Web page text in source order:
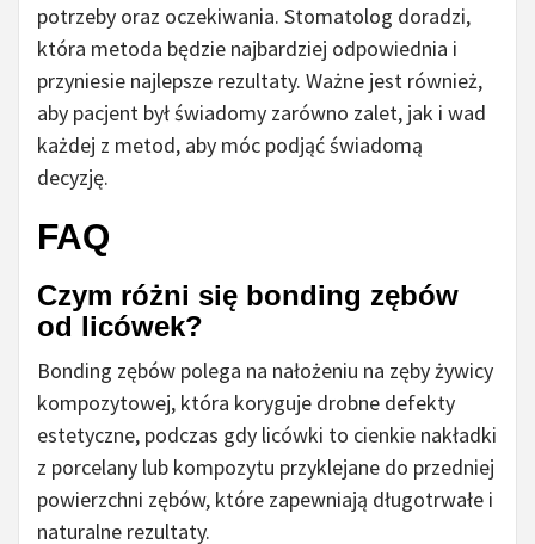
potrzeby oraz oczekiwania. Stomatolog doradzi,
która metoda będzie najbardziej odpowiednia i
przyniesie najlepsze rezultaty. Ważne jest również,
aby pacjent był świadomy zarówno zalet, jak i wad
każdej z metod, aby móc podjąć świadomą
decyzję.
FAQ
Czym różni się bonding zębów
od licówek?
Bonding zębów polega na nałożeniu na zęby żywicy
kompozytowej, która koryguje drobne defekty
estetyczne, podczas gdy licówki to cienkie nakładki
z porcelany lub kompozytu przyklejane do przedniej
powierzchni zębów, które zapewniają długotrwałe i
naturalne rezultaty.